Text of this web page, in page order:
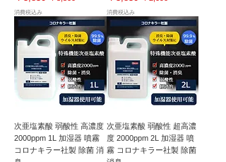
消費税込み 消費税込み
次亜塩素酸 弱酸性 高濃度
2000ppm 1L 加湿器 噴霧
コロナキラー社製 除菌 消
次亜塩素酸 弱酸性 超高濃
度 2000ppm 2L 加湿器 噴
霧 コロナキラー社製 除菌